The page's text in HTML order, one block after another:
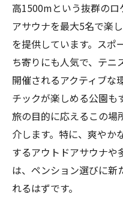
高1500mという抜群の
アサウナを最大5名で楽
を提供しています。スポ
ち寄りにも人気で、テニ
開催されるアクティブな
チックが楽しめる公園も
旅の目的に応えるこの場
介します。特に、爽やか
するアウトドアサウナや
は、ペンション選びに新
れるはずです。